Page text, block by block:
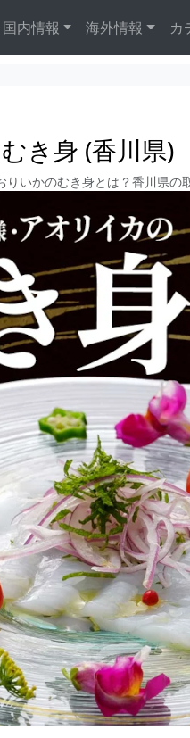
国内情報 海外情報 カ
き身 (香川県)
りいかのむき身とは？香川県の